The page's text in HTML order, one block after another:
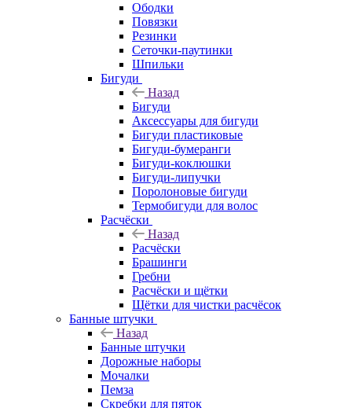
Ободки
Повязки
Резинки
Сеточки-паутинки
Шпильки
Бигуди
Назад
Бигуди
Аксессуары для бигуди
Бигуди пластиковые
Бигуди-бумеранги
Бигуди-коклюшки
Бигуди-липучки
Поролоновые бигуди
Термобигуди для волос
Расчёски
Назад
Расчёски
Брашинги
Гребни
Расчёски и щётки
Щётки для чистки расчёсок
Банные штучки
Назад
Банные штучки
Дорожные наборы
Мочалки
Пемза
Скребки для пяток